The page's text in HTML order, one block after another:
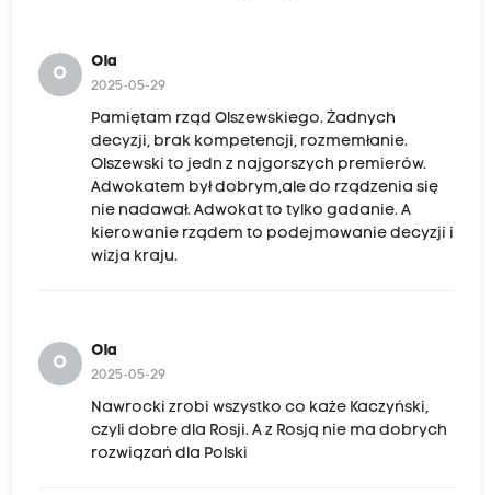
O
Ola
2025-05-29
Pamiętam rząd Olszewskiego. Żadnych
decyzji, brak kompetencji, rozmemłanie.
Olszewski to jedn z najgorszych premierów.
Adwokatem był dobrym,ale do rządzenia się
nie nadawał. Adwokat to tylko gadanie. A
kierowanie rządem to podejmowanie decyzji i
wizja kraju.
O
Ola
2025-05-29
Nawrocki zrobi wszystko co każe Kaczyński,
czyli dobre dla Rosji. A z Rosją nie ma dobrych
rozwiązań dla Polski